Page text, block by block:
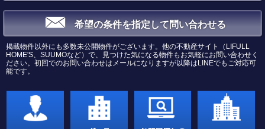
希望の条件を指定して問い合わせる
掲載物件以外にも多数未公開物件がございます。他の不動産サイト（LIFULL
HOME'S、SUUMOなど）で、見つけた気になる物件もお気軽にお問い合わせく
ださい。初回でのお問い合わせはメールになりますが以降はLINEでもご対応可
能です。